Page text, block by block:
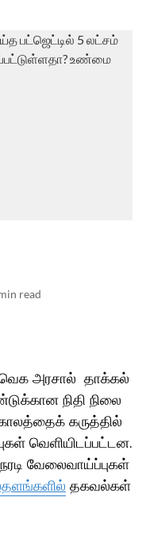
read
அரசால் தாக்கல்
நிதி நிலை
கருத்தில்
வெளியிடப்பட்டன.
வேலைவாய்ப்புகள்
தகவல்கள்